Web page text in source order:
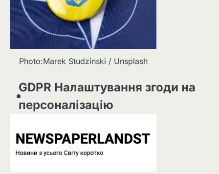
Photo:Marek Studzinski / Unsplash
GDPR Налаштування згоди на
персоналізацію